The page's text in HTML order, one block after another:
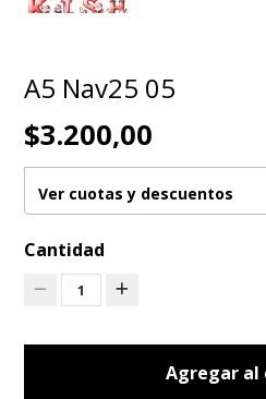
A5 Nav25 05
$3.200,00
Ver cuotas y descuentos
Cantidad
1
Agregar al